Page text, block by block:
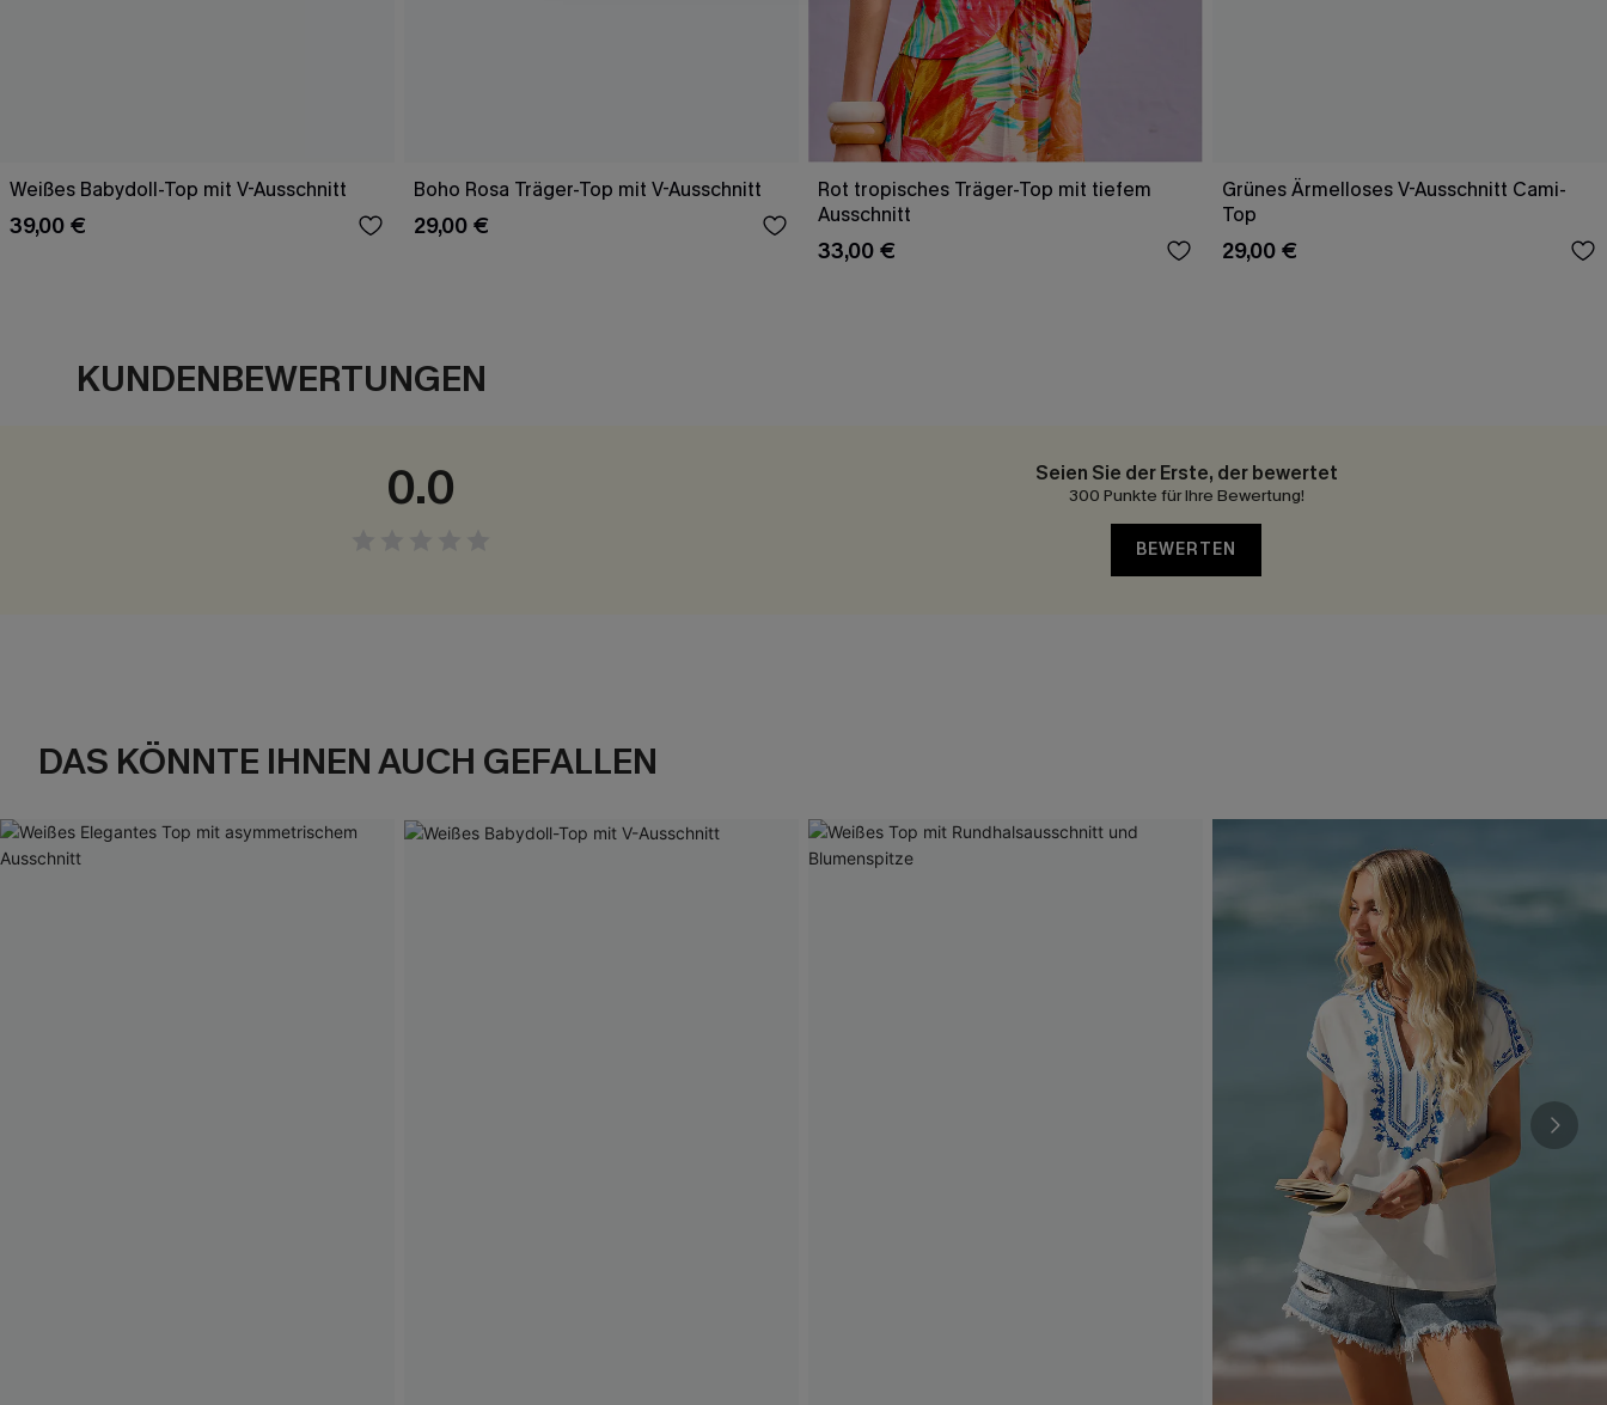
Weißes Babydoll-Top mit V-Ausschnitt
39,00 €
Boho Rosa Träger-Top mit V-Ausschnitt
29,00 €
Rot tropisches Träger-Top mit tiefem
Ausschnitt
33,00 €
Grünes Ärmelloses V-Ausschnitt Cami-
Top
29,00 €
KUNDENBEWERTUNGEN
0.0 Seien Sie der Erste, der bewertet
300 Punkte für Ihre Bewertung!
BEWERTEN
DAS KÖNNTE IHNEN AUCH GEFALLEN